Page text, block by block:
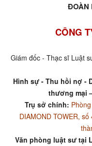
ĐOÀN
CÔNG
Giám đốc - Thạc sĩ Luật
Hình sự - Thu hồi nợ -
thương mại
Trụ sở chính:
DIAMOND TOWER,
Văn phòng luật sư tại